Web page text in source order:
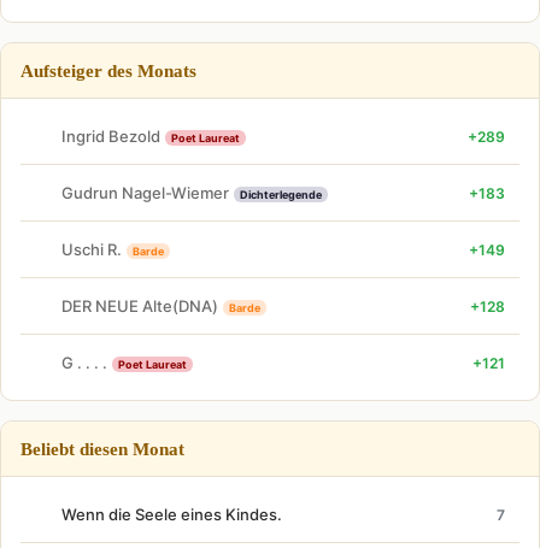
Aufsteiger des Monats
Ingrid Bezold Poet Laureat +289
Gudrun Nagel-Wiemer Dichterlegende +183
Uschi R. Barde +149
DER NEUE Alte(DNA) Barde +128
G . . . . Poet Laureat +121
Beliebt diesen Monat
Wenn die Seele eines Kindes. 7